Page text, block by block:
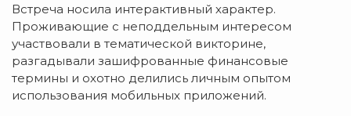
Встреча носила интерактивный характер.
Проживающие с неподдельным интересом
участвовали в тематической викторине,
разгадывали зашифрованные финансовые
термины и охотно делились личным опытом
использования мобильных приложений.